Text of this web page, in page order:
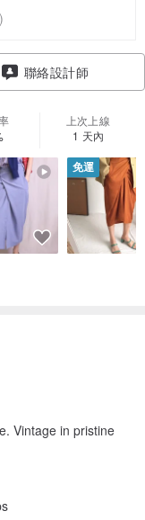
聯絡設計師
上次上線
1 天內
免運
Vintage in pristine